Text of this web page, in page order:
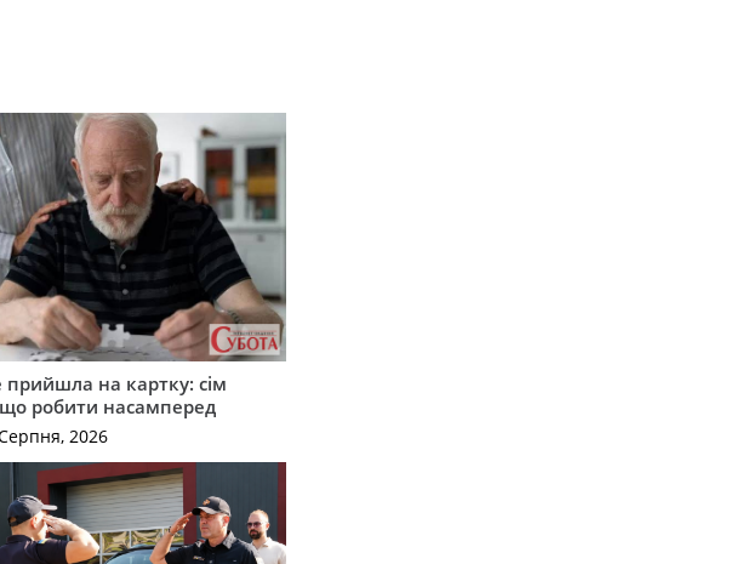
прийшла на картку: сім
робити насамперед
2026